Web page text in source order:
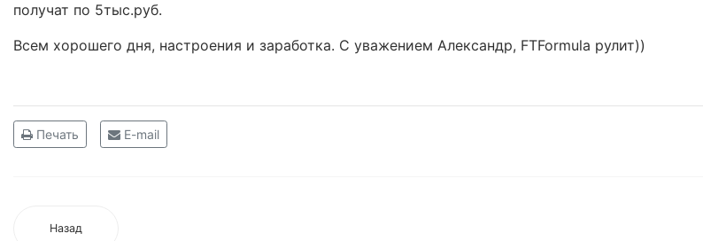
получат по 5тыс.руб.
Всем хорошего дня, настроения и заработка. С уважением Александр, FTFormula рулит))
Печать E-mail
Назад